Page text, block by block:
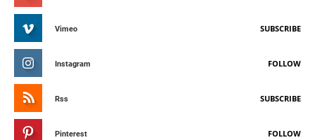
Vimeo SUBSCRIBE
Instagram FOLLOW
Rss SUBSCRIBE
Pinterest FOLLOW